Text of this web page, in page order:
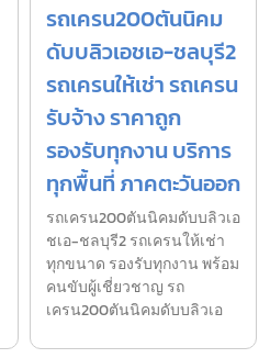
รถเครน200ตันนิคม
ดับบลิวเอชเอ-ชลบุรี2
รถเครนให้เช่า รถเครน
รับจ้าง ราคาถูก
รองรับทุกงาน บริการ
ทุกพื้นที่ ภาคตะวันออก
รถเครน200ตันนิคมดับบลิวเอ
ชเอ-ชลบุรี2 รถเครนให้เช่า
ทุกขนาด รองรับทุกงาน พร้อม
คนขับผู้เชี่ยวชาญ รถ
เครน200ตันนิคมดับบลิวเอ